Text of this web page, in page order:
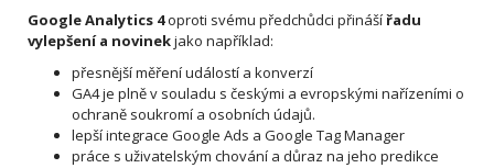
Google Analytics 4oproti svému předchůdci přinášířadu
vylepšení a novinekjako například:
přesnější měření událostí a konverzí
GA4 je plně v souladu s českými a evropskými nařízeními o
ochraně soukromí a osobních údajů.
lepší integrace Google Ads a Google Tag Manager
práce s uživatelským chování a důraz na jeho predikce